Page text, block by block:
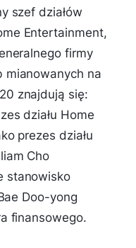
szef działów
Entertainment,
firmy
mianowanych na
znajdują się:
działu Home
prezes działu
Cho
stanowisko
Doo-yong
finansowego.